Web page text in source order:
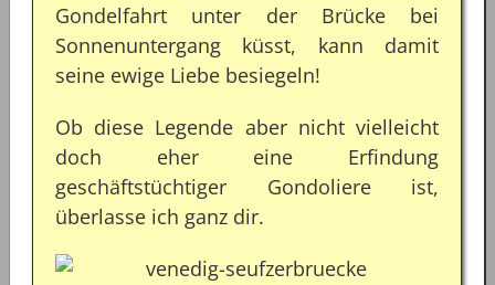
Gondelfahrt unter der Brücke bei
Sonnenuntergang küsst, kann damit
seine ewige Liebe besiegeln!
Ob diese Legende aber nicht vielleicht
doch eher eine Erfindung
geschäftstüchtiger Gondoliere ist,
überlasse ich ganz dir.